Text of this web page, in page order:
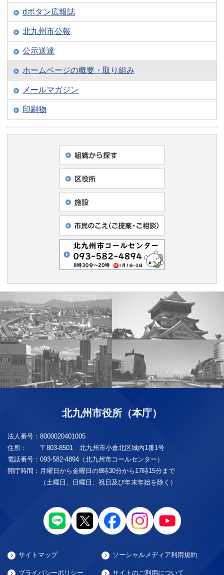
dボタン広報誌
北九州市公報
公示送達
ホームページの概要・取り組み
メールマガジン
印刷物
北九州市役所（本庁）
法人番号： 8000020401005
住所：
〒803-8501 北九州市小倉北区城内1番1号
電話番号： 093-582-4894（北九州市コールセンター）
開庁時間： 月曜日から金曜日の8時30分から17時15分まで
（土曜日、日曜日、祝日及び年末年始を除く）
サイトマップ ソーシャルメディア利用規約
プライバシーポリシー サイトのご利用について